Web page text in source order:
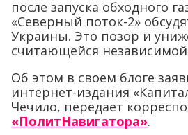
Об этом в своем блоге
интернет-издания
Чечило, передает
«ПолитНавигатора».
«Главный вопрос в
и ФРГ – «Северный
вчерашней встрече